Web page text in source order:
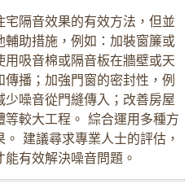
隔音效果的有效方法，但並
助措施，例如：加裝窗簾或
吸音棉或隔音板在牆壁或天
播；加強門窗的密封性，例
噪音從門縫傳入；改善房屋
較大工程。 綜合運用多種方
建議尋求專業人士的評估，
有效解決噪音問題。